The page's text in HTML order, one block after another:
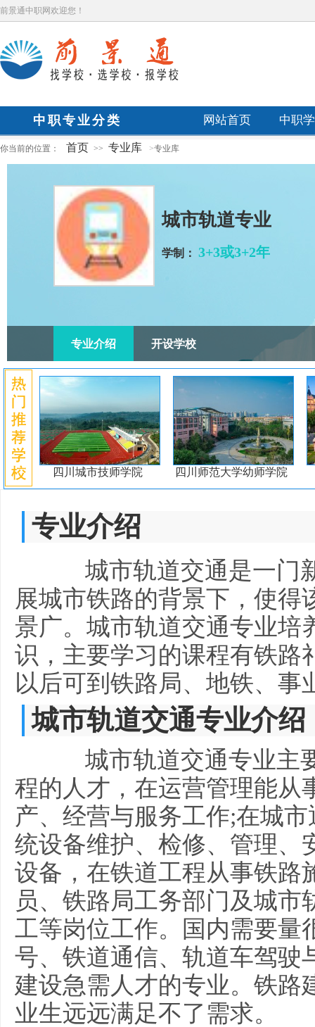
前景通中职网欢迎您！
中职专业分类 网站首页 中职
你当前的位置： 首页 >> 专业库 >专业库
城市轨道专业
学制： 3+3或3+2年
专业介绍 开设学校
四川城市技师学院 四川师范大学幼师学院
专业介绍
城市轨道交通是一门
展城市铁路的背景下，使得
景广。城市轨道交通专业培
识，主要学习的课程有铁路
以后可到铁路局、地铁、事
城市轨道交通专业介绍
城市轨道交通专业主
程的人才，在运营管理能从
产、经营与服务工作;在城
统设备维护、检修、管理、
设备，在铁道工程从事铁路
员、铁路局工务部门及城
工等岗位工作。国内需要量
号、铁道通信、轨道车驾驶
建设急需人才的专业。铁路
业生远远满足不了需求。